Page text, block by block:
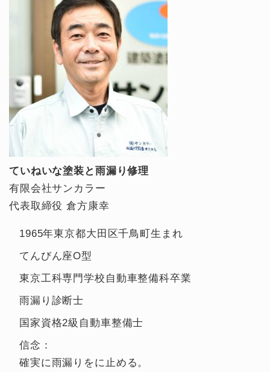
ていねいな塗装と雨漏り修理
有限会社サンカラー
代表取締役 倉方康幸
1965年東京都大田区千鳥町生まれ
てんびん座O型
東京工科専門学校自動車整備科卒業
雨漏り診断士
国家資格2級自動車整備士
信念：
確実に雨漏りをに止める。